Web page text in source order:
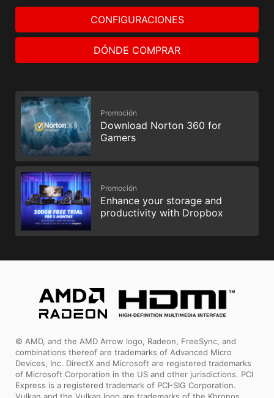
CONFIGURACIONES
DÓNDE COMPRAR
Promoción
Download Norton 360 for
Gamers
Promoción
Enhance your storage and
productivity with Dropbox
© AMD, and the AMD Arrow logo, Radeon, FreeSync, and
combinations thereof are trademarks of Advanced Micro
Devices, Inc. DirectX and Microsoft are registered trademarks
of Microsoft Corporation in the US and other jurisdictions. PCI
Express is a registered trademark of PCI-SIG Corporation.